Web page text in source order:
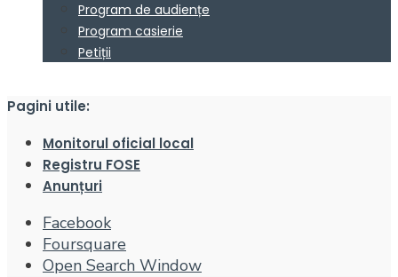
Program de audiențe
Program casierie
Petiții
Pagini utile:
Monitorul oficial local
Registru FOSE
Anunțuri
Facebook
Foursquare
Open Search Window